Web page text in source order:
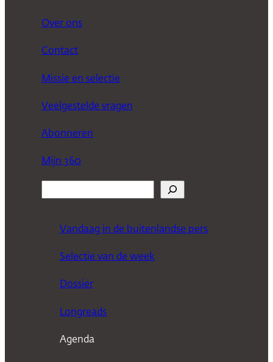
Over ons
Contact
Missie en selectie
Veelgestelde vragen
Abonneren
Mijn 360
Vandaag in de buitenlandse pers
Selectie van de week
Dossier
Longreads
Agenda